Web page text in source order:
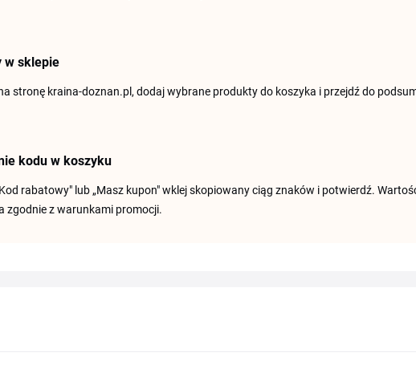
w sklepie
stronę kraina-doznan.pl, dodaj wybrane produkty do koszyka i przejdź do
kodu w koszyku
rabatowy" lub „Masz kupon" wklej skopiowany ciąg znaków i potwierdź.
zgodnie z warunkami promocji.